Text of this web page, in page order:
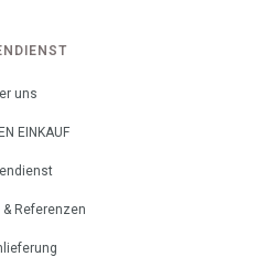
uns
EINKAUF
& Referenzen